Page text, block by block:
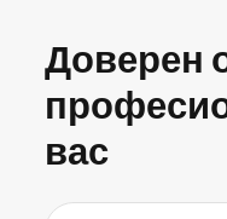
Доверен
вас